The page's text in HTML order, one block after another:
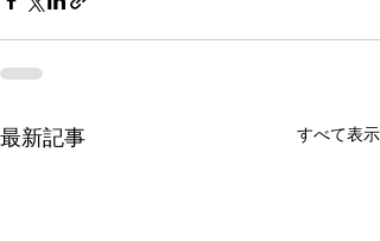
最新記事 すべて表示